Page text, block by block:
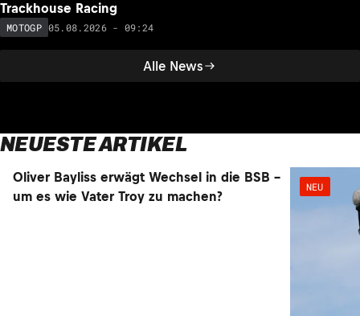
Alle News
Trackhouse Racing
MOTOGP 05.08.2026 - 09:24
NEUESTE ARTIKEL
Oliver Bayliss erwägt Wechsel in die BSB –
um es wie Vater Troy zu machen?
NEU